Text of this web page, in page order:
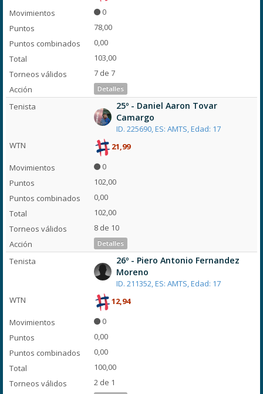
0
78,00
0,00
103,00
7 de 7
Detalles
25º - Daniel Aaron Tovar
Camargo
ID. 225690, ES: AMTS, Edad: 17
21,99
0
102,00
0,00
102,00
8 de 10
Detalles
26º - Piero Antonio Fernandez
Moreno
ID. 211352, ES: AMTS, Edad: 17
12,94
0
0,00
0,00
100,00
2 de 1